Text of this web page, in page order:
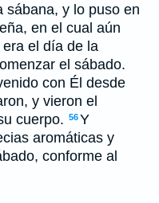
sábana, y lo puso en
en el cual aún
era el día de la
el sábado.
con Él desde
y vieron el
cuerpo. 56Y
aromáticas y
conforme al